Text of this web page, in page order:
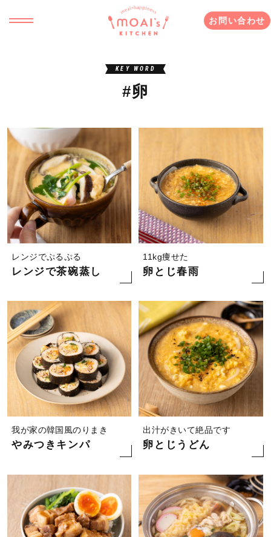
お問い合わせ
KEY WORD
#卵
レンジでぷるぷる
レンジで茶碗蒸し
11kg痩せた
卵とじ春雨
我が家の韓国風のりまき
やみつきキンパ
出汁がきいて絶品です
卵とじうどん